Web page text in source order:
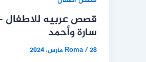
قصص عربيه للاطفال
سارة وأحمد
Roma/28 مارس، 2024